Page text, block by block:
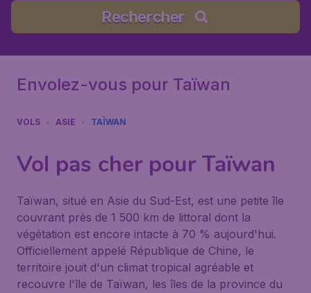
Rechercher
Envolez-vous pour Taïwan
VOLS ASIE TAÏWAN
Vol pas cher pour Taïwan
Taïwan, situé en Asie du Sud-Est, est une petite île
couvrant près de 1 500 km de littoral dont la
végétation est encore intacte à 70 % aujourd'hui.
Officiellement appelé République de Chine, le
territoire jouit d'un climat tropical agréable et
recouvre l'île de Taïwan, les îles de la province du